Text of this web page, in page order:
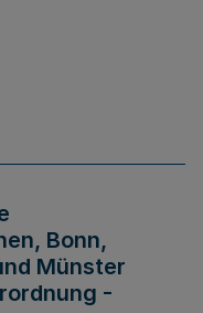
Bonn,
Münster
-